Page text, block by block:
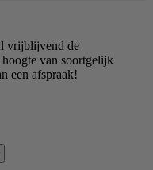
vrijblijvend de
van soortgelijk
een afspraak!